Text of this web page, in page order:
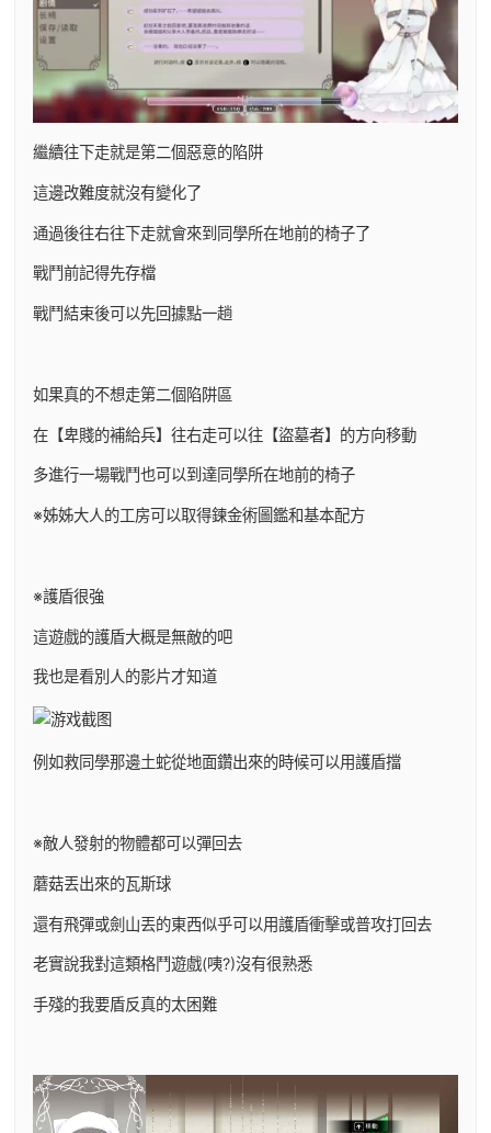
繼續往下走就是第二個惡意的陷阱
這邊改難度就沒有變化了
通過後往右往下走就會來到同學所在地前的椅子了
戰鬥前記得先存檔
戰鬥結束後可以先回據點一趟
如果真的不想走第二個陷阱區
在【卑賤的補給兵】往右走可以往【盜墓者】的方向移動
多進行一場戰鬥也可以到達同學所在地前的椅子
※姊姊大人的工房可以取得鍊金術圖鑑和基本配方
※護盾很強
這遊戲的護盾大概是無敵的吧
我也是看別人的影片才知道
例如救同學那邊土蛇從地面鑽出來的時候可以用護盾擋
※敵人發射的物體都可以彈回去
蘑菇丟出來的瓦斯球
還有飛彈或劍山丟的東西似乎可以用護盾衝擊或普攻打回去
老實說我對這類格鬥遊戲(咦?)沒有很熟悉
手殘的我要盾反真的太困難